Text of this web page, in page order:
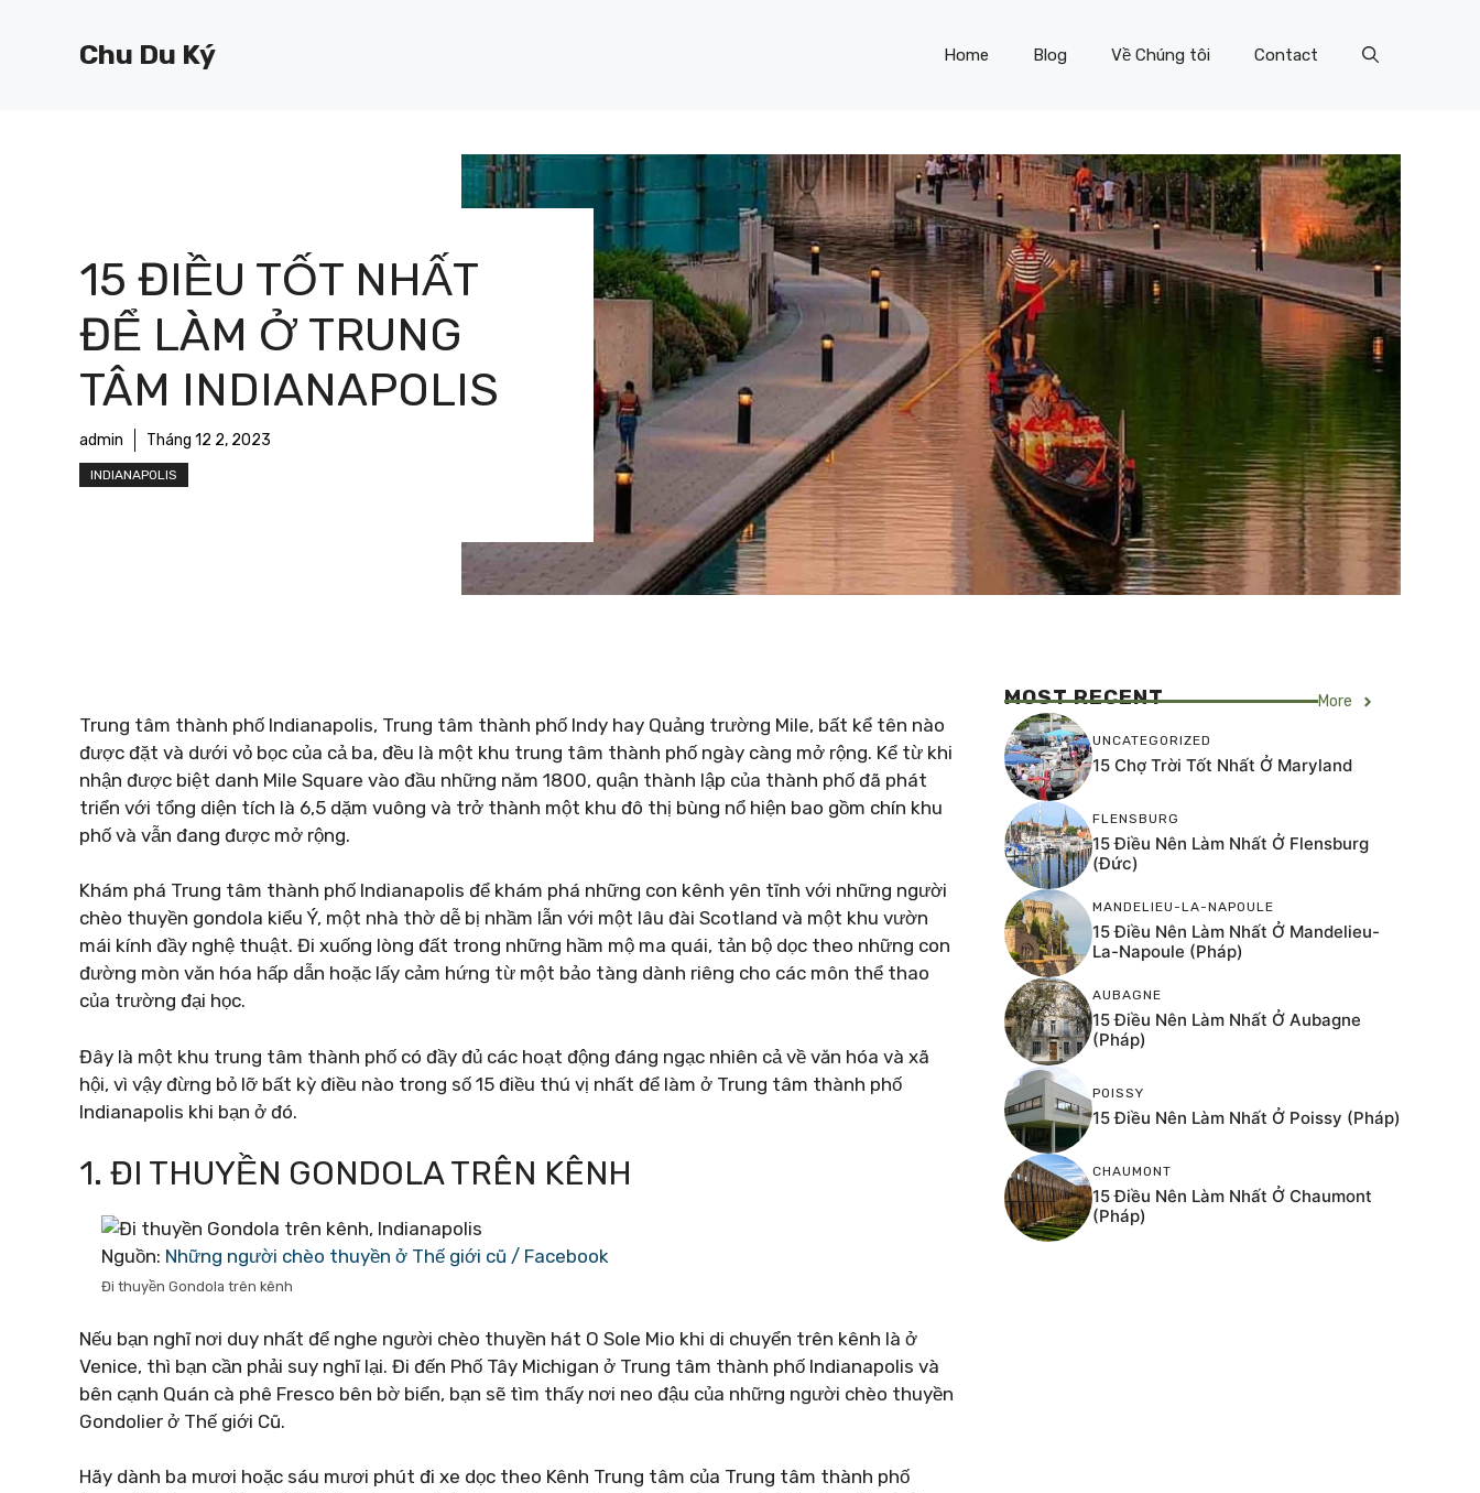
Chu Du Ký Home Blog Về Chúng tôi Contact
15 ĐIỀU TỐT NHẤT
ĐỂ LÀM Ở TRUNG
TÂM INDIANAPOLIS
admin Tháng 12 2, 2023
INDIANAPOLIS
Trung tâm thành phố Indianapolis, Trung tâm thành phố Indy hay Quảng trường Mile, bất kể tên nào
được đặt và dưới vỏ bọc của cả ba, đều là một khu trung tâm thành phố ngày càng mở rộng. Kể từ khi
nhận được biệt danh Mile Square vào đầu những năm 1800, quận thành lập của thành phố đã phát
triển với tổng diện tích là 6,5 dặm vuông và trở thành một khu đô thị bùng nổ hiện bao gồm chín khu
phố và vẫn đang được mở rộng.
Khám phá Trung tâm thành phố Indianapolis để khám phá những con kênh yên tĩnh với những người
chèo thuyền gondola kiểu Ý, một nhà thờ dễ bị nhầm lẫn với một lâu đài Scotland và một khu vườn
mái kính đầy nghệ thuật. Đi xuống lòng đất trong những hầm mộ ma quái, tản bộ dọc theo những con
đường mòn văn hóa hấp dẫn hoặc lấy cảm hứng từ một bảo tàng dành riêng cho các môn thể thao
của trường đại học.
Đây là một khu trung tâm thành phố có đầy đủ các hoạt động đáng ngạc nhiên cả về văn hóa và xã
hội, vì vậy đừng bỏ lỡ bất kỳ điều nào trong số 15 điều thú vị nhất để làm ở Trung tâm thành phố
Indianapolis khi bạn ở đó.
1. ĐI THUYỀN GONDOLA TRÊN KÊNH
Nguồn: Những người chèo thuyền ở Thế giới cũ / Facebook
Đi thuyền Gondola trên kênh
Nếu bạn nghĩ nơi duy nhất để nghe người chèo thuyền hát O Sole Mio khi di chuyển trên kênh là ở
Venice, thì bạn cần phải suy nghĩ lại. Đi đến Phố Tây Michigan ở Trung tâm thành phố Indianapolis và
bên cạnh Quán cà phê Fresco bên bờ biển, bạn sẽ tìm thấy nơi neo đậu của những người chèo thuyền
Gondolier ở Thế giới Cũ.
Hãy dành ba mươi hoặc sáu mươi phút đi xe dọc theo Kênh Trung tâm của Trung tâm thành phố
MOST RECENT More
UNCATEGORIZED
15 Chợ Trời Tốt Nhất Ở Maryland
FLENSBURG
15 Điều Nên Làm Nhất Ở Flensburg
(Đức)
MANDELIEU-LA-NAPOULE
15 Điều Nên Làm Nhất Ở Mandelieu-
La-Napoule (Pháp)
AUBAGNE
15 Điều Nên Làm Nhất Ở Aubagne
(Pháp)
POISSY
15 Điều Nên Làm Nhất Ở Poissy (Pháp)
CHAUMONT
15 Điều Nên Làm Nhất Ở Chaumont
(Pháp)